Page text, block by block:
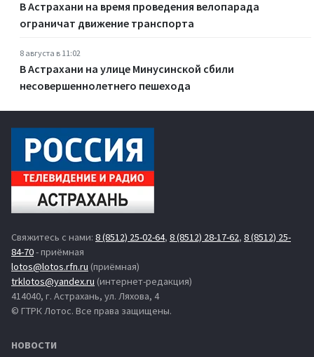
В Астрахани на время проведения велопарада
ограничат движение транспорта
8 августа в 11:02
В Астрахани на улице Минусинской сбили
несовершеннолетнего пешехода
Свяжитесь с нами: 8 (8512) 25-02-64, 8 (8512) 28-17-62, 8 (8512) 25-
84-70- приёмная
lotos@lotos.rfn.ru (приёмная)
trklotos@yandex.ru (интернет-редакция)
414040, г. Астрахань, ул. Ляхова, 4
© ГТРК Лотос. Все права защищены.
НОВОСТИ